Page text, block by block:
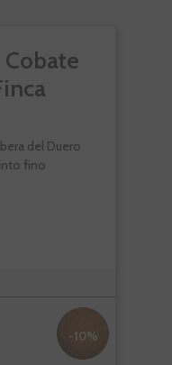
Cobate
del Duero
fino
-10%